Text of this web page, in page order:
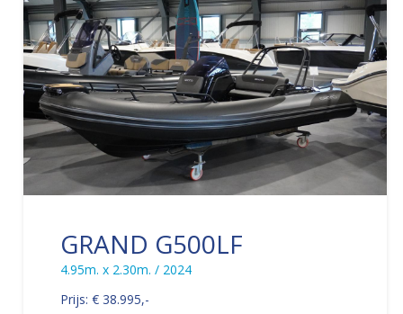
GRAND G500LF
4.95m. x 2.30m. / 2024
Prijs: € 38.995,-